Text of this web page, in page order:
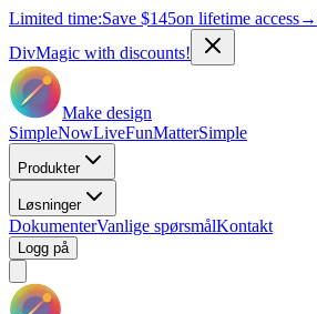
Limited time:Save $145on lifetime access→
DivMagic with discounts!
Make design
SimpleNowLiveFunMatterSimple
Produkter
Løsninger
DokumenterVanlige spørsmålKontakt
Logg på